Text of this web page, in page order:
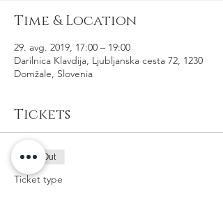
Time & Location
29. avg. 2019, 17:00 – 19:00
Darilnica Klavdija, Ljubljanska cesta 72, 1230
Domžale, Slovenia
Tickets
Sold Out
Ticket type